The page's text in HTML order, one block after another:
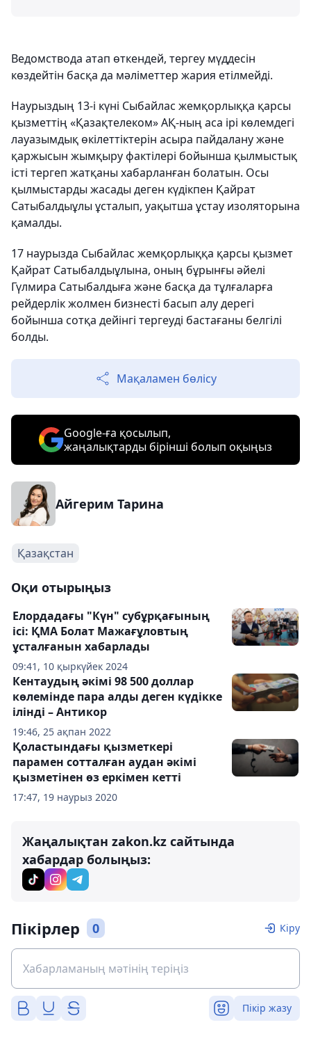
Ведомствода атап өткендей, тергеу мүддесін
көздейтін басқа да мәліметтер жария етілмейді.
Наурыздың 13-і күні Сыбайлас жемқорлыққа қарсы
қызметтің «Қазақтелеком» АҚ-ның аса ірі көлемдегі
лауазымдық өкілеттіктерін асыра пайдалану және
қаржысын жымқыру фактілері бойынша қылмыстық
істі тергеп жатқаны хабарланған болатын. Осы
қылмыстарды жасады деген күдікпен Қайрат
Сатыбалдыұлы ұсталып, уақытша ұстау изоляторына
қамалды.
17 наурызда Сыбайлас жемқорлыққа қарсы қызмет
Қайрат Сатыбалдыұлына, оның бұрынғы әйелі
Гүлмира Сатыбалдыға және басқа да тұлғаларға
рейдерлік жолмен бизнесті басып алу дерегі
бойынша сотқа дейінгі тергеуді бастағаны белгілі
болды.
Мақаламен бөлісу
Google-ға қосылып,
жаңалықтарды бірінші болып оқыңыз
Айгерим Тарина
Қазақстан
Оқи отырыңыз
09:41, 10 қыркүйек 2024
Елордадағы "Күн" субұрқағының
ісі: ҚМА Болат Мажағұловтың
ұсталғанын хабарлады
19:46, 25 ақпан 2022
Кентаудың әкімі 98 500 доллар
көлемінде пара алды деген күдікке
ілінді – Антикор
17:47, 19 наурыз 2020
Қоластындағы қызметкері
парамен сотталған аудан әкімі
қызметінен өз еркімен кетті
Жаңалықтан zakon.kz сайтында
хабардар болыңыз:
Пікірлер 0 Кіру
Пікір жазу